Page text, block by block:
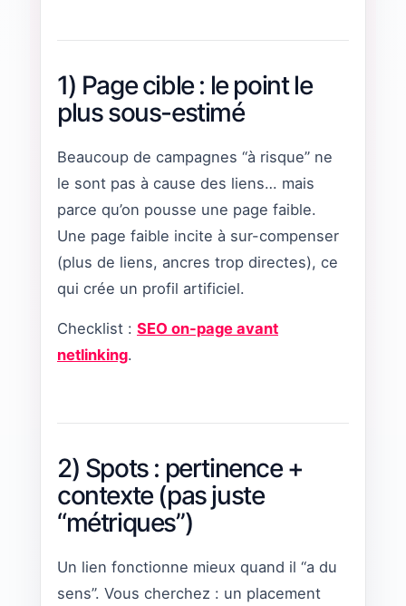
1) Page cible : le point le
plus sous-estimé
Beaucoup de campagnes “à risque” ne
le sont pas à cause des liens… mais
parce qu’on pousse une page faible.
Une page faible incite à sur-compenser
(plus de liens, ancres trop directes), ce
qui crée un profil artificiel.
Checklist : SEO on-page avant
netlinking.
2) Spots : pertinence +
contexte (pas juste
“métriques”)
Un lien fonctionne mieux quand il “a du
sens”. Vous cherchez : un placement